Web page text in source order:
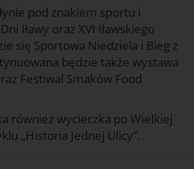
pod znakiem sportu i
Iławy oraz XVI Iławskiego
się Sportowa Niedziela i Bieg z
będzie także wystawa
Festiwal Smaków Food
również wycieczka po Wielkiej
„Historia Jednej Ulicy”.